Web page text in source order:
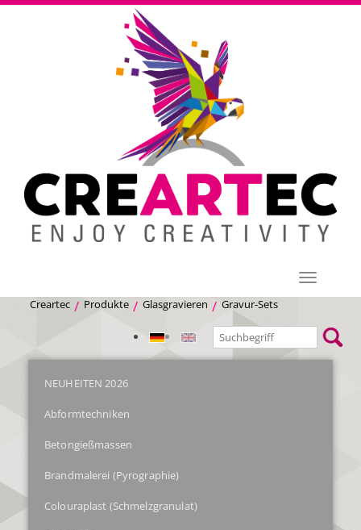
Menü
Creartec Produkte Glasgravieren Gravur-Sets
NEUHEITEN 2026
Abformtechniken
Betongießmassen
Brandmalerei (Pyrographie)
Colouraplast (Schmelzgranulat)